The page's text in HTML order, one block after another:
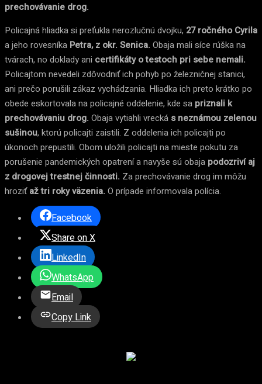
prechovávanie drog.
Policajná hliadka si preťukla nerozlučnú dvojku, 27 ročného Cyrila
a jeho rovesníka Petra, z okr. Senica. Obaja mali síce rúška na
tvárach, no doklady ani certifikáty o testoch pri sebe nemali.
Policajtom nevedeli zdôvodniť ich pohyb po železničnej stanici,
ani prečo porušili zákaz vychádzania. Hliadka ich preto krátko po
obede eskortovala na policajné oddelenie, kde sa priznali k
prechovávaniu drog. Obaja vytiahli vrecká s neznámou zelenou
sušinou, ktorú policajti zaistili. Z oddelenia ich policajti po
úkonoch prepustili. Obom uložili policajti na mieste pokutu za
porušenie pandemických opatrení a navyše sú obaja podozriví aj
z drogovej trestnej činnosti. Za prechovávanie drog im môžu
hroziťaž tri roky väzenia. O prípade informovala polícia.
Facebook
Share on X
LinkedIn
WhatsApp
Email
Copy Link